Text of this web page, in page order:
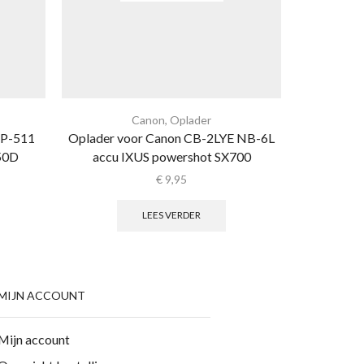
511
Canon, Oplader
Oplader voor Canon CB-2LYE NB-6L
accu IXUS powershot SX700
€ 9,95
LEES VERDER
ACCOUNT
account